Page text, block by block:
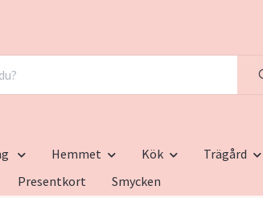
Hemmet Kök Trägård
Presentkort Smycken